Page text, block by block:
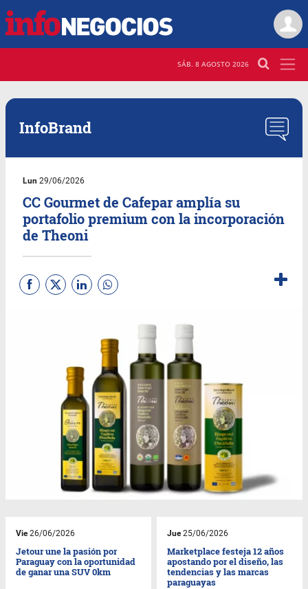
SÁB. 8 AGOSTO 2026
InfoBrand
Lun 29/06/2026
CC Gourmet de Cafepar amplía su
portafolio premium con la incorporación
de Theoni
Vie26/06/2026
Jetour une la pasión por
Paraguay con la oportunidad
de ganar una SUV 0km
Jue25/06/2026
Marketplace festeja 12 años
apostando por el diseño, las
tendencias y las marcas
paraguayas